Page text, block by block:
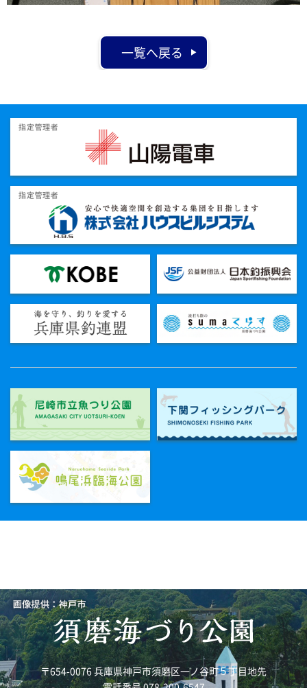
一覧へ戻る
〒654-0076 兵庫県神戸市須磨区一ノ谷町５丁目地先